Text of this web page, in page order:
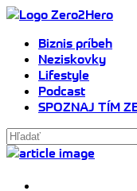
Biznis príbeh
Neziskovky
Lifestyle
Podcast
SPOZNAJ TÍM